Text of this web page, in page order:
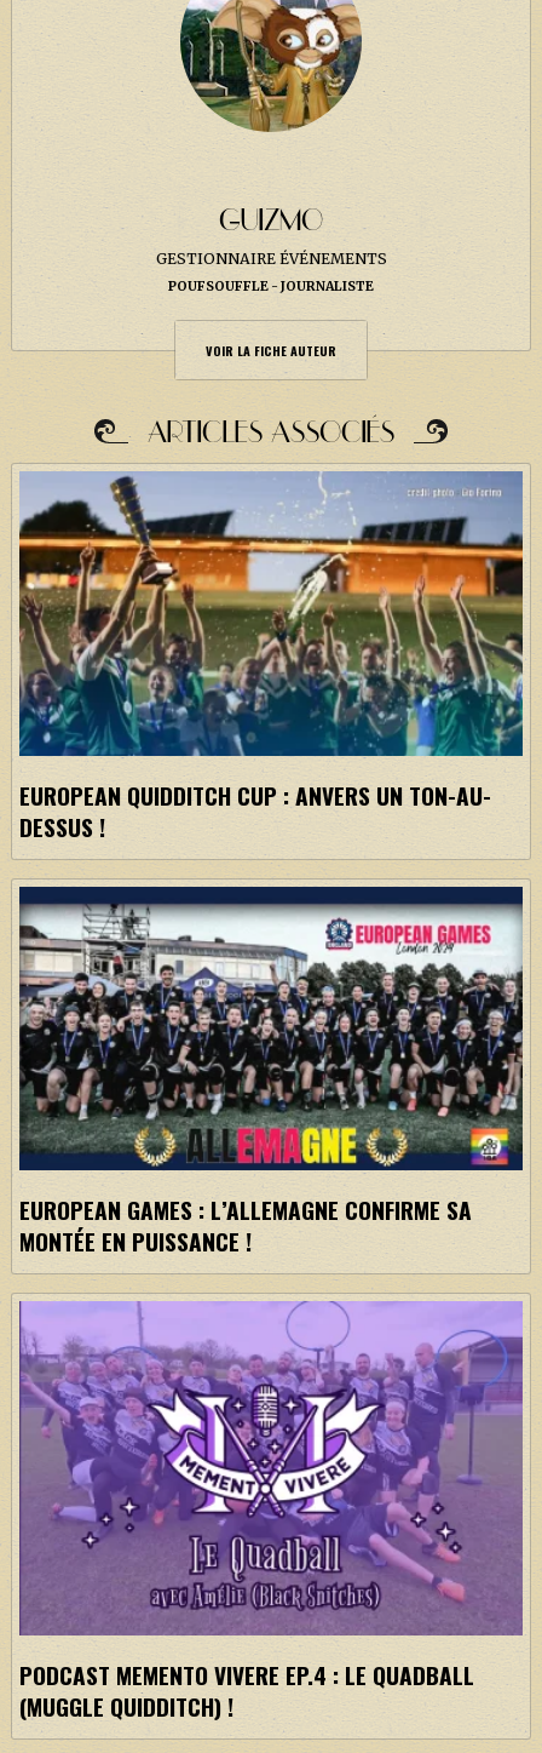
GUIZMO
GESTIONNAIRE ÉVÉNEMENTS
POUFSOUFFLE JOURNALISTE
VOIR LA FICHE AUTEUR
ARTICLES ASSOCIÉS
EUROPEAN QUIDDITCH CUP : ANVERS UN TON-AU-
DESSUS !
EUROPEAN GAMES : L’ALLEMAGNE CONFIRME SA
MONTÉE EN PUISSANCE !
PODCAST MEMENTO VIVERE EP.4 : LE QUADBALL
(MUGGLE QUIDDITCH) !